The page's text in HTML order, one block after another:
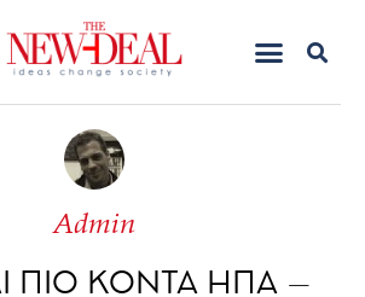
Admin
ΠΙΟ ΚΟΝΤΑ ΗΠΑ –